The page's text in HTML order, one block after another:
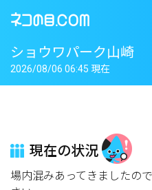
ショウワパーク山崎
2026/08/06 06:45 現在
現在の状況
場内混みあってきましたの